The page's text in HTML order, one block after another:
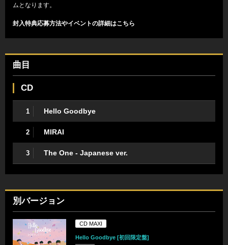
ムとなります。
封入特典応募方法やイベントの詳細はこちら
曲目
CD
1 Hello Goodbye
2 MIRAI
3 The One - Japanese ver.
別バージョン
CD MAXI
Hello Goodbye [初回限定盤]